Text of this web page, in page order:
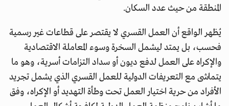
المنطقة من حيث عدد السكان.
يُظهر الواقع أن العمل القسري لا يقتصر على قطاعات غير رسمية
فحسب، بل يمتد ليشمل السخرة وسوء المعاملة الاقتصادية
والإكراه على العمل لدفع ديون أو سداد التزامات أسرية، وهو ما
يتماشى مع التعريفات الدولية للعمل القسري الذي يشمل تجريد
الأفراد من حرية اختيار العمل تحت وطأة التهديد أو الإكراه، وفق